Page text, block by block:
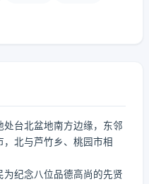
台北盆地南方边缘，东邻
北与芦竹乡、桃园市相
纪念八位品德高尚的先贤